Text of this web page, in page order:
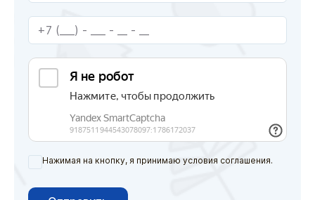
Нажимая на кнопку, я принимаю условия соглашения.